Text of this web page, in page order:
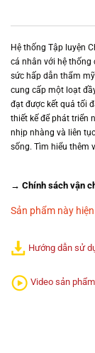
Hệ thống Tập luyện
cá nhân với hệ thống
sức hấp dẫn thẩm
cung cấp một loạt
đạt được kết quả tối
thiết kế để phát triển
nhịp nhàng và liên
sống. Tìm hiểu thêm
→ Chính sách vận
Sản phẩm này
Hướng dẫn sử
Video sản phẩm